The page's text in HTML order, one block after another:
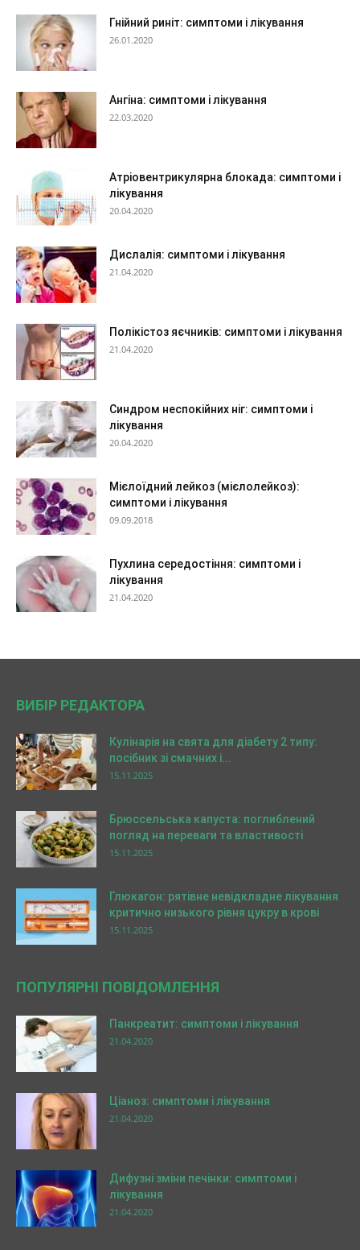
Гнійний риніт: симптоми і лікування
26.01.2020
Ангіна: симптоми і лікування
22.03.2020
Атріовентрикулярна блокада: симптоми і
лікування
20.04.2020
Дислалія: симптоми і лікування
21.04.2020
Полікістоз яєчників: симптоми і лікування
21.04.2020
Синдром неспокійних ніг: симптоми і
лікування
20.04.2020
Мієлоїдний лейкоз (мієлолейкоз):
симптоми і лікування
09.09.2018
Пухлина середостіння: симптоми і
лікування
21.04.2020
ВИБІР РЕДАКТОРА
Кулінарія на свята для діабету 2 типу:
посібник зі смачних і...
15.11.2025
Брюссельська капуста: поглиблений
погляд на переваги та властивості
15.11.2025
Глюкагон: рятівне невідкладне лікування
критично низького рівня цукру в крові
15.11.2025
ПОПУЛЯРНІ ПОВІДОМЛЕННЯ
Панкреатит: симптоми і лікування
21.04.2020
Ціаноз: симптоми і лікування
21.04.2020
Дифузні зміни печінки: симптоми і
лікування
21.04.2020